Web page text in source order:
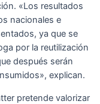
«Los resultados
nacionales e
ya que se
por la reutilización
después serán
explican.
pretende valorizar